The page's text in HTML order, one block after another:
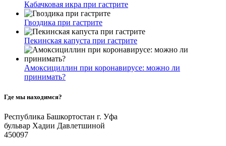
Кабачковая икра при гастрите
Гвоздика при гастрите
Пекинская капуста при гастрите
Амоксициллин при коронавирусе: можно ли
принимать?
Где мы находимся?
Республика Башкортостан г. Уфа
бульвар Хадии Давлетшиной
450097